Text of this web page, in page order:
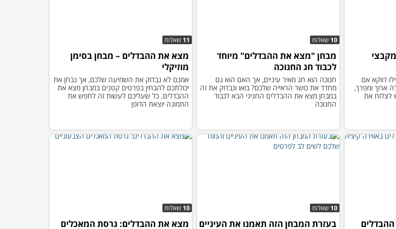
מצא את ההבדלים – 10 מקבצי
אפילו דווקא אם
ארוך ומפרך,
לצלוח את
10 שאלות
מבחן "מצא את ההבדלים" מיוחד
לכבוד חג החנוכה
חנוכה הוא חג מאיר עיניים, אך האם הוא גם
מחדד את כושר הראייה שלכם? בואו ונבדוק את זה
במבחן מצא את ההבדלים החגיגי הבא לכבוד
החנוכה
11 שאלות
מצא את ההבדלים – מבחן בסימן
מוזיקלי
אמנם לא נבדוק את השמיעה שלכם, אך נבחן את
יכולתכם להבחין בפרטים קטנים במבחן מצא את
ההבדלים. כל שעליכם לעשות זה לחפש את
התמונה יוצאת הדופן
10 שאלות
בעזרת המבחן הזה תאמנו את העיניים
10 שאלות
מצא את ההבדלים: גרסת המאכלים